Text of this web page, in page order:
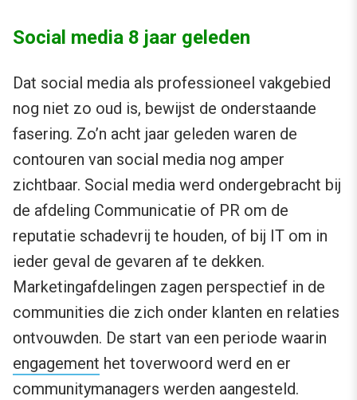
Social media 8 jaar geleden
Dat social media als professioneel vakgebied
nog niet zo oud is, bewijst de onderstaande
fasering. Zo’n acht jaar geleden waren de
contouren van social media nog amper
zichtbaar. Social media werd ondergebracht bij
de afdeling Communicatie of PR om de
reputatie schadevrij te houden, of bij IT om in
ieder geval de gevaren af te dekken.
Marketingafdelingen zagen perspectief in de
communities die zich onder klanten en relaties
ontvouwden. De start van een periode waarin
engagement het toverwoord werd en er
communitymanagers werden aangesteld.